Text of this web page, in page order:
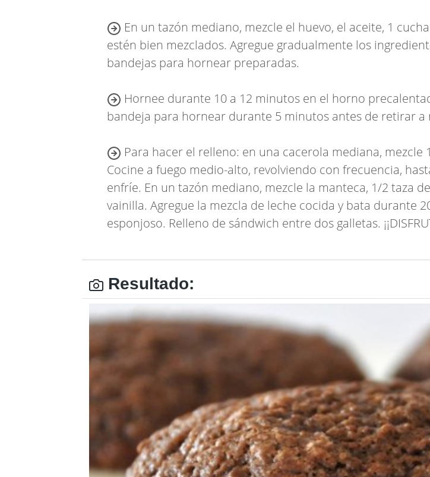
En un tazón mediano, mezcle el huevo, el aceite, 1
estén bien mezclados. Agregue gradualmente los
bandejas para hornear preparadas.
Hornee durante 10 a 12 minutos en el horno
bandeja para hornear durante 5 minutos antes de retirar
Para hacer el relleno: en una cacerola mediana,
Cocine a fuego medio-alto, revolviendo con frecuencia,
enfríe. En un tazón mediano, mezcle la manteca, 1/2 taza
vainilla. Agregue la mezcla de leche cocida y bata durante
esponjoso. Relleno de sándwich entre dos galletas.
Resultado: